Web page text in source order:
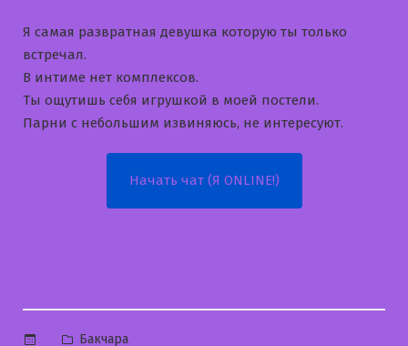
Я самая развратная девушка которую ты только
встречал.
В интиме нет комплексов.
Ты ощутишь себя игрушкой в моей постели.
Парни с небольшим извиняюсь, не интересуют.
Начать чат (Я ONLINE!)
Опубликовано
Бакчара